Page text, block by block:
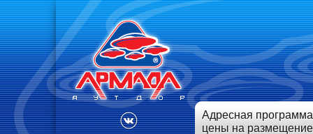
Адресная
цены на размещение